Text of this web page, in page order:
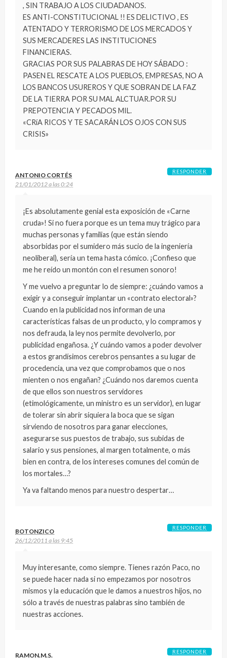
, SIN TRABAJO A LOS CIUDADANOS.
ES ANTI-CONSTITUCIONAL !! ES DELICTIVO , ES
ATENTADO Y TERRORISMO DE LOS MERCADOS Y
SUS MERCADERES LAS INSTITUCIONES
FINANCIERAS.
GRACIAS POR SUS PALABRAS DE HOY SÁBADO :
PASEN EL RESCATE A LOS PUEBLOS, EMPRESAS, NO A
LOS BANCOS USUREROS Y QUE SOBRAN DE LA FAZ
DE LA TIERRA POR SU MAL ALCTUAR.POR SU
PREPOTENCIA Y PECADOS MIL.
«CRíA RICOS Y TE SACARÁN LOS OJOS CON SUS
CRISIS»
ANTONIO CORTÉS
21/01/2012 a las 0:24
¡Es absolutamente genial esta exposición de «Carne
cruda»! Si no fuera porque es un tema muy trágico para
muchas personas y familias (que están siendo
absorbidas por el sumidero más sucio de la ingeniería
neoliberal), sería un tema hasta cómico. ¡Confieso que
me he reído un montón con el resumen sonoro!
Y me vuelvo a preguntar lo de siempre: ¿cuándo vamos a
exigir y a conseguir implantar un «contrato electoral»?
Cuando en la publicidad nos informan de una
características falsas de un producto, y lo compramos y
nos defrauda, la ley nos permite devolverlo, por
publicidad engañosa. ¿Y cuándo vamos a poder devolver
a estos grandísimos cerebros pensantes a su lugar de
procedencia, una vez que comprobamos que o nos
mienten o nos engañan? ¿Cuándo nos daremos cuenta
de que ellos son nuestros servidores
(etimológicamente, un ministro es un servidor), en lugar
de tolerar sin abrir siquiera la boca que se sigan
sirviendo de nosotros para ganar elecciones,
asegurarse sus puestos de trabajo, sus subidas de
salario y sus pensiones, al margen totalmente, o más
bien en contra, de los intereses comunes del común de
los mortales…?
Ya va faltando menos para nuestro despertar…
RESPONDER
BOTONZICO
26/12/2011 a las 9:45
Muy interesante, como siempre. Tienes razón Paco, no
se puede hacer nada si no empezamos por nosotros
mismos y la educación que le damos a nuestros hijos, no
sólo a través de nuestras palabras sino también de
nuestras acciones.
RESPONDER
RAMON.M.S. RESPONDER